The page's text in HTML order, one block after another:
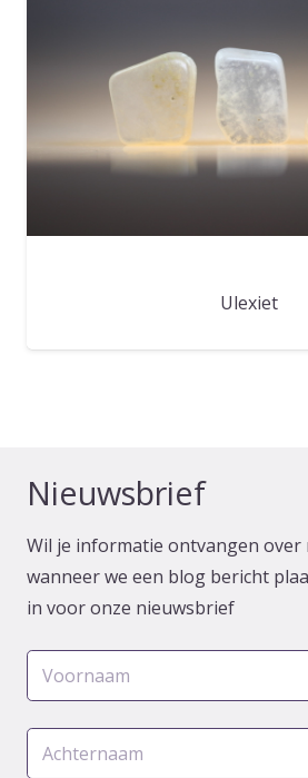
Ulexiet
Nieuwsbrief
Wil je informatie ontvangen
wanneer we een blog bericht
in voor onze nieuwsbrief